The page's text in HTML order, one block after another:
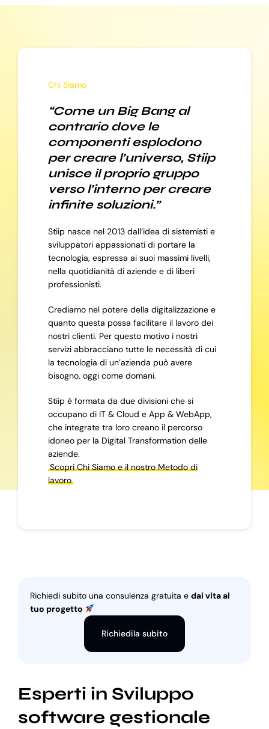
Chi Siamo
“Come un Big Bang al
contrario dove le
componenti esplodono
per creare l’universo, Stiip
unisce il proprio gruppo
verso l’interno per creare
infinite soluzioni.”
Stiip nasce nel 2013 dall’idea di sistemisti e
sviluppatori appassionati di portare la
tecnologia, espressa ai suoi massimi livelli,
nella quotidianità di aziende e di liberi
professionisti.
Crediamo nel potere della digitalizzazione e
quanto questa possa facilitare il lavoro dei
nostri clienti. Per questo motivo i nostri
servizi abbracciano tutte le necessità di cui
la tecnologia di un’azienda può avere
bisogno, oggi come domani.
Stiip è formata da due divisioni che si
occupano di IT & Cloud e App & WebApp,
che integrate tra loro creano il percorso
idoneo per la Digital Transformation delle
aziende.
Scopri Chi Siamo e il nostro Metodo di
lavoro
Richiedi subito una consulenza gratuita e dai vita al
tuo progetto
Richiedila subito
Esperti in Sviluppo
software gestionale